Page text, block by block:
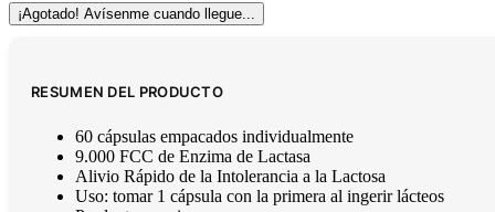
¡Agotado! Avísenme cuando llegue...
RESUMEN DEL PRODUCTO
60 cápsulas empacados individualmente
9.000 FCC de Enzima de Lactasa
Alivio Rápido de la Intolerancia a la Lactosa
Uso: tomar 1 cápsula con la primera al ingerir lácteos